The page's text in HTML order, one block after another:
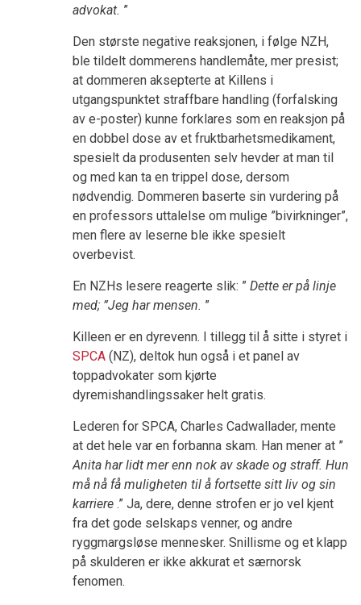
advokat. ”
Den største negative reaksjonen, i følge NZH,
ble tildelt dommerens handlemåte, mer presist;
at dommeren aksepterte at Killens i
utgangspunktet straffbare handling (forfalsking
av e-poster) kunne forklares som en reaksjon på
en dobbel dose av et fruktbarhetsmedikament,
spesielt da produsenten selv hevder at man til
og med kan ta en trippel dose, dersom
nødvendig. Dommeren baserte sin vurdering på
en professors uttalelse om mulige ”bivirkninger”,
men flere av leserne ble ikke spesielt
overbevist.
En NZHs lesere reagerte slik: ” Dette er på linje
med; ”Jeg har mensen. ”
Killeen er en dyrevenn. I tillegg til å sitte i styret i
SPCA (NZ), deltok hun også i et panel av
toppadvokater som kjørte
dyremishandlingssaker helt gratis.
Lederen for SPCA, Charles Cadwallader, mente
at det hele var en forbanna skam. Han mener at ”
Anita har lidt mer enn nok av skade og straff. Hun
må nå få muligheten til å fortsette sitt liv og sin
karriere .” Ja, dere, denne strofen er jo vel kjent
fra det gode selskaps venner, og andre
ryggmargsløse mennesker. Snillisme og et klapp
på skulderen er ikke akkurat et særnorsk
fenomen.